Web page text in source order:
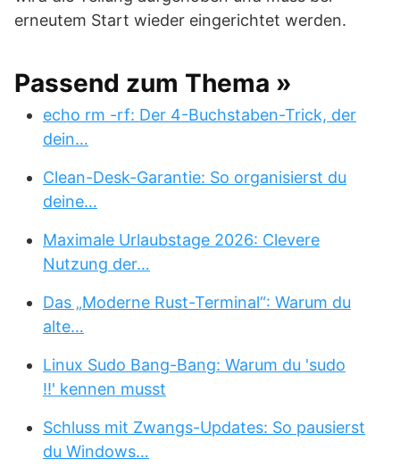
erneutem Start wieder eingerichtet werden.
Passend zum Thema »
echo rm -rf: Der 4-Buchstaben-Trick, der
dein…
Clean-Desk-Garantie: So organisierst du
deine…
Maximale Urlaubstage 2026: Clevere
Nutzung der…
Das „Moderne Rust-Terminal“: Warum du
alte…
Linux Sudo Bang-Bang: Warum du 'sudo
!!' kennen musst
Schluss mit Zwangs-Updates: So pausierst
du Windows…